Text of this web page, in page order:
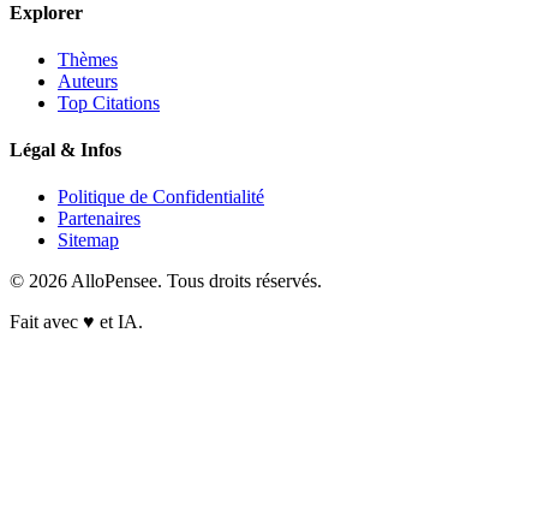
Explorer
Thèmes
Auteurs
Top Citations
Légal & Infos
Politique de Confidentialité
Partenaires
Sitemap
© 2026 AlloPensee. Tous droits réservés.
Fait avec ♥ et IA.